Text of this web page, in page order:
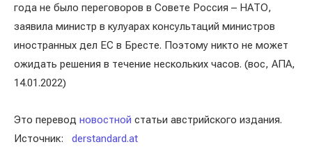
года не было переговоров в Совете Россия – НАТО,
заявила министр в кулуарах консультаций министров
иностранных дел ЕС в Бресте. Поэтому никто не может
ожидать решения в течение нескольких часов. (вос, АПА,
14.01.2022)
Это перевод новостной статьи австрийского издания.
Источник: derstandard.at